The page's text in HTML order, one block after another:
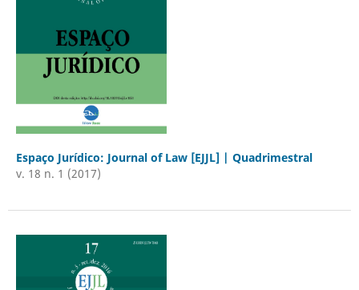
Espaço Jurídico: Journal of Law [EJJL] | Quadrimestral
v. 18 n. 1 (2017)